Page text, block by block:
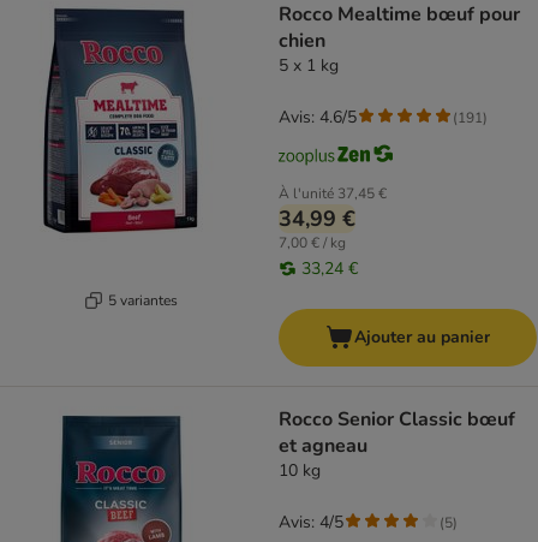
5 variantes
Rocco Mealtime bœuf pour
chien
5 x 1 kg
À l'unité 37,45 €
34,99 €
7,00 € / kg
33,24 €
Avis: 4.6/5 (191)
Ajouter au panier
Rocco Senior Classic bœuf
et agneau
10 kg
Avis: 4/5 (5)